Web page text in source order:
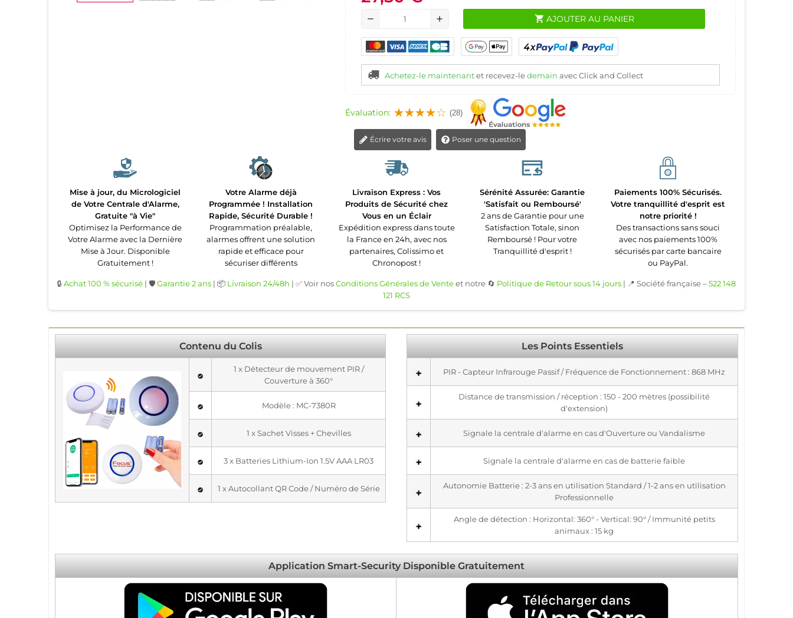
remove add shopping_cart AJOUTER AU PANIER
Achetez-le maintenantet recevez-ledemain avec Click and Collect
Évaluation: (28)
Écrire votre avis Poser une question
Mise à jour, du Micrologiciel
de Votre Centrale d'Alarme,
Gratuite "à Vie"
Optimisez la Performance de
Votre Alarme avec la Dernière
Mise à Jour. Disponible
Gratuitement !
Votre Alarme déjà
Programmée ! Installation
Rapide, Sécurité Durable !
Programmation préalable,
alarmes offrent une solution
rapide et efficace pour
sécuriser différents
Livraison Express : Vos
Produits de Sécurité chez
Vous en un Éclair
Expédition express dans toute
la France en 24h, avec nos
partenaires, Colissimo et
Chronopost !
Sérénité Assurée: Garantie
'Satisfait ou Remboursé'
2 ans de Garantie pour une
Satisfaction Totale, sinon
Remboursé ! Pour votre
Tranquillité d'esprit !
Paiements 100% Sécurisés.
Votre tranquillité d'esprit est
notre priorité !
Des transactions sans souci
avec nos paiements 100%
sécurisés par carte bancaire
ou PayPal.
🔒 Achat 100 % sécurisé | 🛡️Garantie 2 ans | 📦 Livraison 24/48h | ✅ Voir nosConditions Générales de Venteet notre 🔄 Politique de Retour sous 14 jours | 📍 Société française –522 148
121 RCS
Contenu du Colis
1 x Détecteur de mouvement PIR /
Couverture à 360°
Modèle : MC-7380R
1 x Sachet Visses + Chevilles
3 x Batteries Lithium-Ion 1.5V AAA LR03
1 x Autocollant QR Code / Numéro de Série
Les Points Essentiels
PIR - Capteur Infrarouge Passif / Fréquence de Fonctionnement : 868 MHz
Distance de transmission / réception : 150 - 200 mètres (possibilité
d'extension)
Signale la centrale d'alarme en cas d'Ouverture ou Vandalisme
Signale la centrale d'alarme en cas de batterie faible
Autonomie Batterie : 2-3 ans en utilisation Standard / 1-2 ans en utilisation
Professionnelle
Angle de détection : Horizontal: 360° - Vertical: 90° / Immunité petits
animaux : 15 kg
Application Smart-Security Disponible Gratuitement